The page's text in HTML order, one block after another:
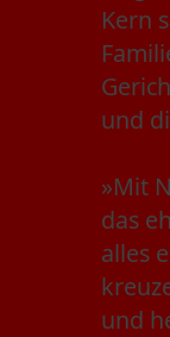
Kern
und
»Mit
das
alles
und